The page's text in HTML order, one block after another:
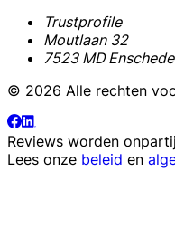
Trustprofile
Moutlaan 32
7523 MD Enschede
© 2026 Alle rechten
Reviews worden
Lees onze beleid en